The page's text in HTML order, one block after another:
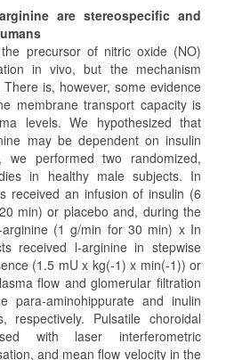
are stereospecific and
precursor of nitric oxide (NO)
in vivo, but the mechanism
is, however, some evidence
membrane transport capacity is
levels. We hypothesized that
may be dependent on insulin
we performed two randomized,
in healthy male subjects. In
received an infusion of insulin (6
min) or placebo and, during the
(1 g/min for 30 min) x In
received l-arginine in stepwise
(1.5 mU x kg(-1) x min(-1)) or
flow and glomerular filtration
para-aminohippurate and inulin
respectively. Pulsatile choroidal
with laser interferometric
and mean flow velocity in the